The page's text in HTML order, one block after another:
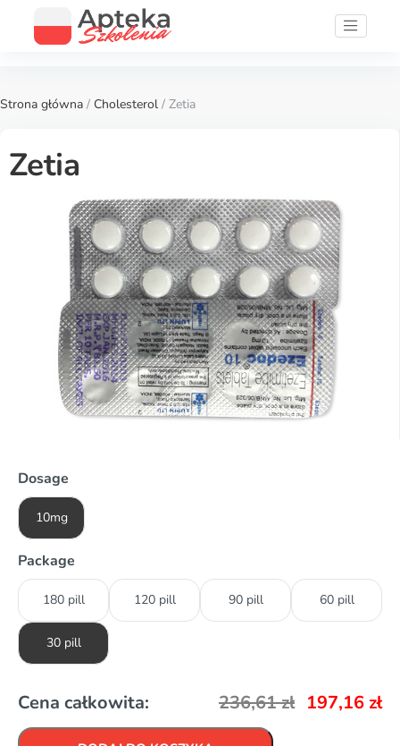
Strona główna / Cholesterol / Zetia
Zetia
Dosage
10mg
Package
180 pill 120 pill 90 pill 60 pill
30 pill
Cena całkowita: 236,61zł 197,16 zł